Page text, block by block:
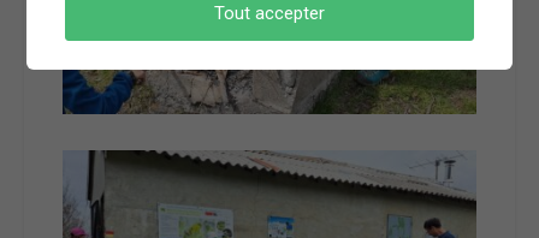
Tout accepter